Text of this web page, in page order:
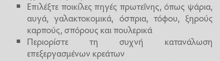
Επιλέξτε ποικίλες πηγές πρωτεΐνης, όπως ψάρια,
αυγά, γαλακτοκομικά, όσπρια, τόφου, ξηρούς
καρπούς, σπόρους και πουλερικά
Περιορίστε τη συχνή κατανάλωση
επεξεργασμένων κρεάτων